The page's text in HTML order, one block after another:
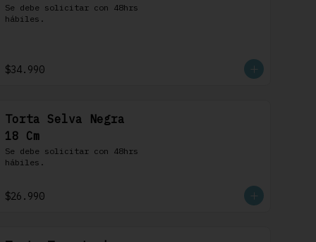
Se debe solicitar con 48hrs
hábiles.
$34.990
Torta Selva Negra
18 Cm
Se debe solicitar con 48hrs
hábiles.
$26.990